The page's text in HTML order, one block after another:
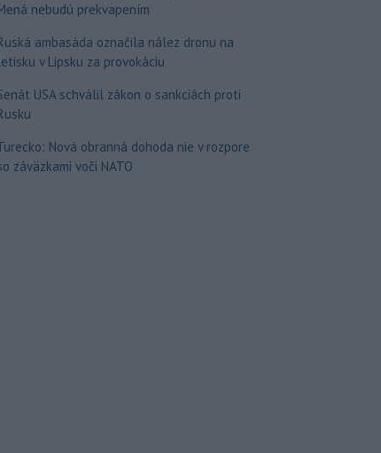
nebudú prekvapením
ambasáda označila nález dronu na
v Lipsku za provokáciu
USA schválil zákon o sankciách proti
Nová obranná dohoda nie v rozpore
záväzkami voči NATO